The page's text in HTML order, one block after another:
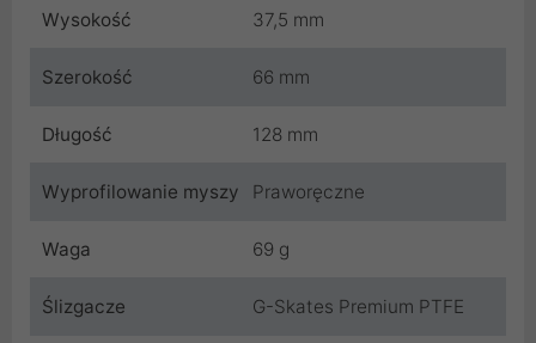
Wysokość 37,5 mm
Szerokość 66 mm
Długość 128 mm
Wyprofilowanie myszy Praworęczne
Waga 69 g
Ślizgacze G-Skates Premium PTFE